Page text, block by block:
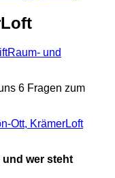
Raum- und
6 Fragen zum
und wer steht